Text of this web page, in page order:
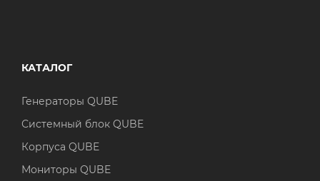
КАТАЛОГ
Генераторы QUBE
Системный блок QUBE
Корпуса QUBE
Мониторы QUBE